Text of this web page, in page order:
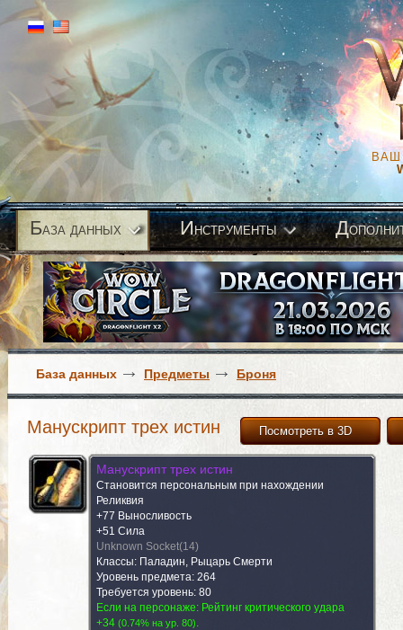
ВАШ
База данных Инструменты Д
База данных Предметы Броня
Посмотреть в 3D
Манускрипт трех истин
Манускрипт трех истин
Становится персональным при нахождении
Реликвия
+77 Выносливость
+51 Сила
Unknown Socket(14)
Классы: Паладин, Рыцарь Смерти
Уровень предмета: 264
Требуется уровень: 80
Если на персонаже: Рейтинг критического удара
+34 (0.74% на yp. 80).
Продается у (4) Комментарии